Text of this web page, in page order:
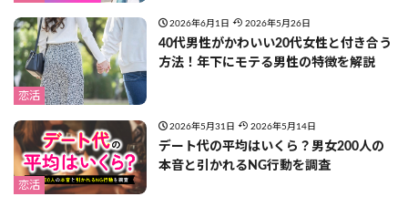
恋活
2026年6月1日 2026年5月26日
40代男性がかわいい20代女性と付き合う
方法！年下にモテる男性の特徴を解説
恋活
2026年5月31日 2026年5月14日
デート代の平均はいくら？男女200人の
本音と引かれるNG行動を調査